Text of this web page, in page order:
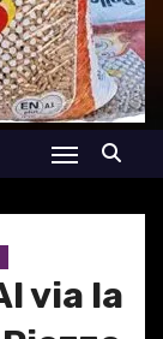
via la